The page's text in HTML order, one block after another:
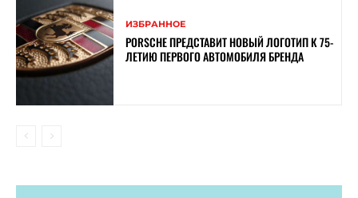
ИЗБРАННОЕ
PORSCHE ПРЕДСТАВИТ НОВЫЙ ЛОГОТИП К 75-
ЛЕТИЮ ПЕРВОГО АВТОМОБИЛЯ БРЕНДА